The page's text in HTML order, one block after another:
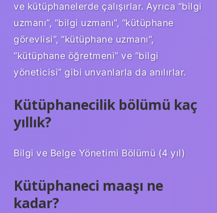
ve kütüphanelerde çalışırlar. Ayrıca “bilgi
uzmanı”, “bilgi uzmanı”, “kütüphane
görevlisi”, “kütüphane uzmanı”,
“kütüphane öğretmeni” ve “bilgi
yöneticisi” gibi unvanlarla da anılırlar.
Kütüphanecilik bölümü kaç
yıllık?
Bilgi ve Belge Yönetimi Bölümü (4 yıl)
Kütüphaneci maaşı ne
kadar?